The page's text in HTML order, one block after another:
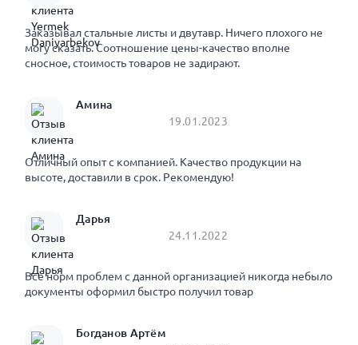
Заказывал стальные листы и двутавр. Ничего плохого не
могу сказать. Соотношение цены-качество вполне
сносное, стоимость товаров не задирают.
Амина
19.01.2023
Отличный опыт с компанией. Качество продукции на
высоте, доставили в срок. Рекомендую!
Дарья
24.11.2022
Все норм проблем с данной организацией никогда небыло
документы оформил быстро получил товар
Богданов Артём